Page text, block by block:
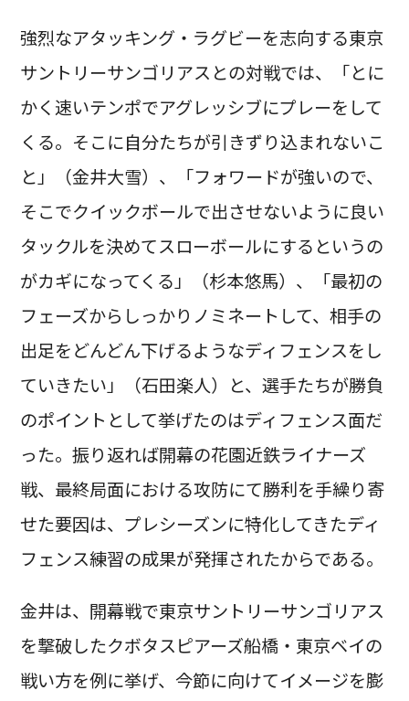
強烈なアタッキング・ラグビーを志向する東京
サントリーサンゴリアスとの対戦では、「とに
かく速いテンポでアグレッシブにプレーをして
くる。そこに自分たちが引きずり込まれないこ
と」（金井大雪）、「フォワードが強いので、
そこでクイックボールで出させないように良い
タックルを決めてスローボールにするというの
がカギになってくる」（杉本悠馬）、「最初の
フェーズからしっかりノミネートして、相手の
出足をどんどん下げるようなディフェンスをし
ていきたい」（石田楽人）と、選手たちが勝負
のポイントとして挙げたのはディフェンス面だ
った。振り返れば開幕の花園近鉄ライナーズ
戦、最終局面における攻防にて勝利を手繰り寄
せた要因は、プレシーズンに特化してきたディ
フェンス練習の成果が発揮されたからである。
金井は、開幕戦で東京サントリーサンゴリアス
を撃破したクボタスピアーズ船橋・東京ベイの
戦い方を例に挙げ、今節に向けてイメージを膨